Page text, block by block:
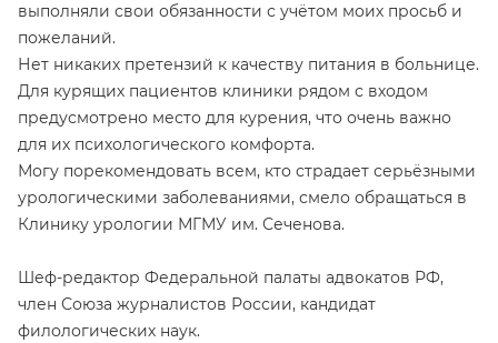
выполняли свои обязанности с учётом моих просьб и
пожеланий.
Нет никаких претензий к качеству питания в больнице.
Для курящих пациентов клиники рядом с входом
предусмотрено место для курения, что очень важно
для их психологического комфорта.
Могу порекомендовать всем, кто страдает серьёзными
урологическими заболеваниями, смело обращаться в
Клинику урологии МГМУ им. Сеченова.
Шеф-редактор Федеральной палаты адвокатов РФ,
член Союза журналистов России, кандидат
филологических наук.